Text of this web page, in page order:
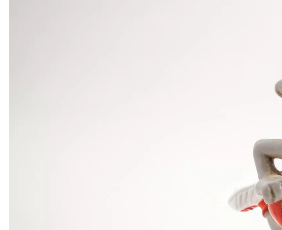
Den Auftakt machte Moritz Kindel über die 100-Meter-Strecke,
überzeugen konnte. Auch bei den Frauen zeigte Charlotte
Nach einer Verletzungspause aufgrund einer Zerrung im
war damit nicht unzufrieden, verzichtete aber sicherheitshalber
Anfangshöhe von 4 Metern kein Problem und somit eine gute
Bei den U18 und teilweise noch jüngeren Athleten stach
Qualifikationsnorm für die Deutschen Meisterschaften erfüllt hat.
Vorstellung über die 300 m Hürden lieferte Janna Speckle. In
stehen, was das Erreichen der Qualifikation für die
Rhythmusprobleme auch einen starken Eindruck, und konnte
kam aber an diesen Tag keiner vorbei, sie sicherte sich mit 13,32